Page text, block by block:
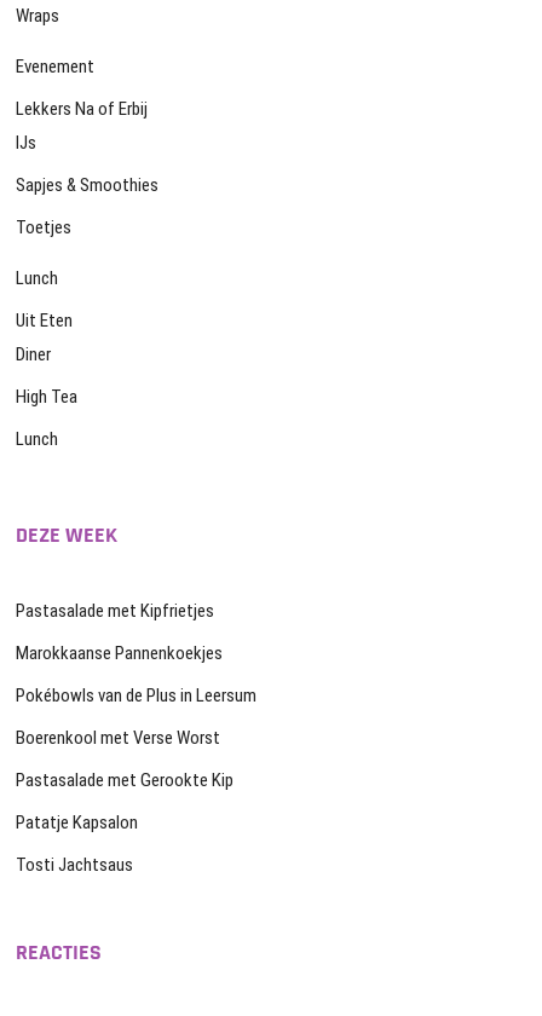
Wraps
Evenement
Lekkers Na of Erbij
IJs
Sapjes & Smoothies
Toetjes
Lunch
Uit Eten
Diner
High Tea
Lunch
DEZE WEEK
Pastasalade met Kipfrietjes
Marokkaanse Pannenkoekjes
Pokébowls van de Plus in Leersum
Boerenkool met Verse Worst
Pastasalade met Gerookte Kip
Patatje Kapsalon
Tosti Jachtsaus
REACTIES